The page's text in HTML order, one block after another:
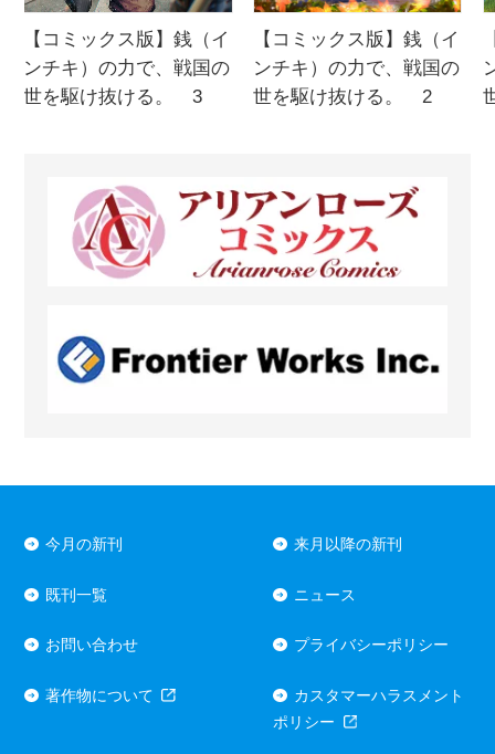
【コミックス版】銭（イ
ンチキ）の力で、戦国の
世を駆け抜ける。 3
【コミックス版】銭（イ
ンチキ）の力で、戦国の
世を駆け抜ける。 2
今月の新刊 来月以降の新刊
既刊一覧 ニュース
お問い合わせ プライバシーポリシー
著作物について
カスタマーハラスメント
ポリシー